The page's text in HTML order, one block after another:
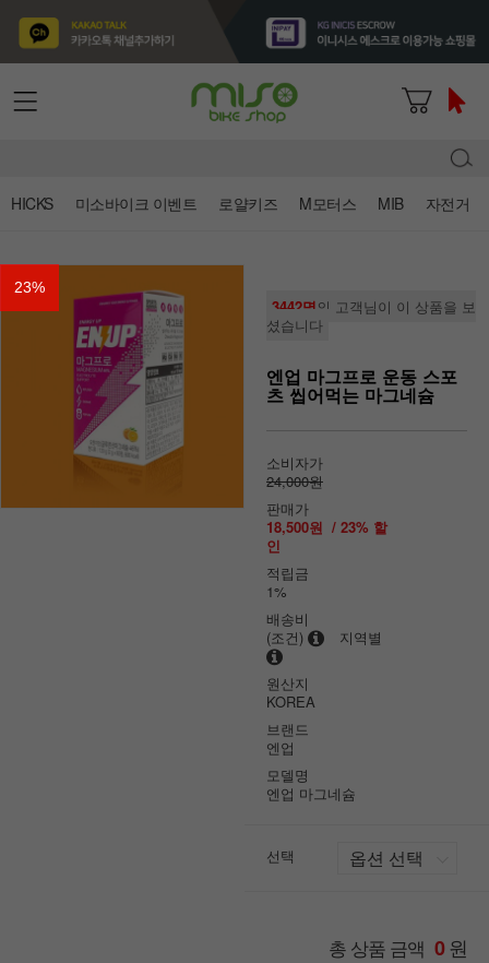
HICKS 미소바이크 이벤트 로얄키즈 M모터스 MIB 자전거
23%
3442명의 고객님이 이 상품을 보
셨습니다
엔업 마그프로 운동 스포
츠 씹어먹는 마그네슘
소비자가
24,000원
판매가
18,500원 / 23% 할
인
적립금
1%
배송비
(조건)
지역별
원산지
KOREA
브랜드
엔업
모델명
엔업 마그네슘
선택
총 상품 금액 0원